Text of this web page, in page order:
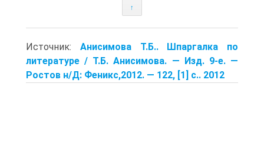
↑
Источник: Анисимова Т.Б.. Шпаргалка по
литературе / Т.Б. Анисимова. — Изд. 9-е. —
Ростов н/Д: Феникс,2012. — 122, [1] с.. 2012